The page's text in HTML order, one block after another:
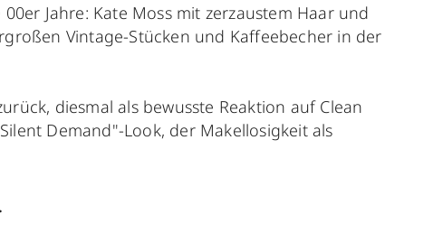
Jahre: Kate Moss mit zerzaustem Haar und
Vintage-Stücken und Kaffeebecher in der
diesmal als bewusste Reaktion auf Clean
Demand"-Look, der Makellosigkeit als